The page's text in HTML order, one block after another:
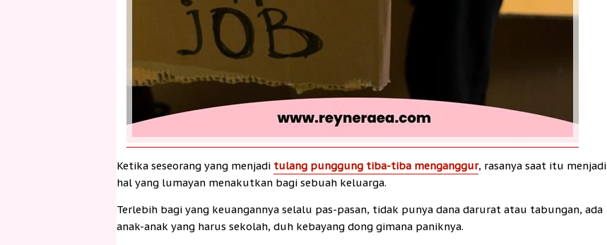
Ketika seseorang yang menjadi tulang punggung tiba-tiba menganggur, rasanya saat itu menjadi
hal yang lumayan menakutkan bagi sebuah keluarga.
Terlebih bagi yang keuangannya selalu pas-pasan, tidak punya dana darurat atau tabungan, ada
anak-anak yang harus sekolah, duh kebayang dong gimana paniknya.